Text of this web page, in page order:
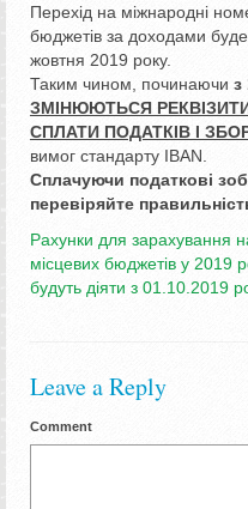
Перехід на міжнародні
бюджетів за доходами
жовтня 2019 року.
Таким чином, починаючи з
ЗМІНЮЮТЬСЯ
СПЛАТИ ПОДАТКІВ І
вимог стандарту IBAN.
Сплачуючи податкові
перевіряйте
Рахунки для зарахування
місцевих бюджетів у 2019
будуть діяти з 01.10.2019
Leave a Reply
Comment